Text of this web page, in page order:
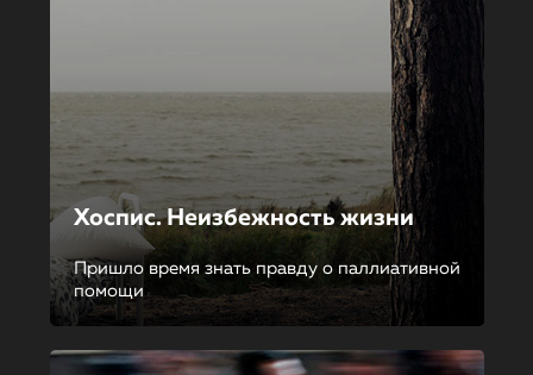
Хоспис. Неизбежность жизни
Пришло время знать правду о паллиативной
помощи